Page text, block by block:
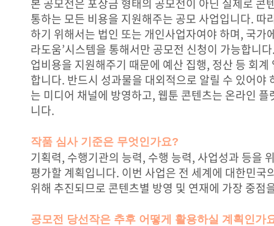
본 공모전은 포상금 형태의 공모전이 아닌 실제로 콘
통하는 모든 비용을 지원해주는 공모 사업입니다. 따
하기 위해서는 법인 또는 개인사업자여야 하며, 국가
라도움’시스템을 통해서만 공모전 신청이 가능합니
업비용을 지원해주기 때문에 예산 집행, 정산 등 회
합니다. 반드시 성과물을 대외적으로 알릴 수 있어야
는 미디어 채널에 방영하고, 웹툰 콘텐츠는 온라인
니다.
작품 심사 기준은 무엇인가요?
기획력, 수행기관의 능력, 수행 능력, 사업성과 등을
평가할 계획입니다. 이번 사업은 전 세계에 대한민국
위해 추진되므로 콘텐츠별 방영 및 연재에 가장 중점
공모전 당선작은 추후 어떻게 활용하실 계획인가